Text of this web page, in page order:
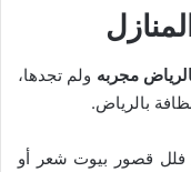
مجربه ولم تجدها،
بالرياض.
قصور بيوت شعر أو